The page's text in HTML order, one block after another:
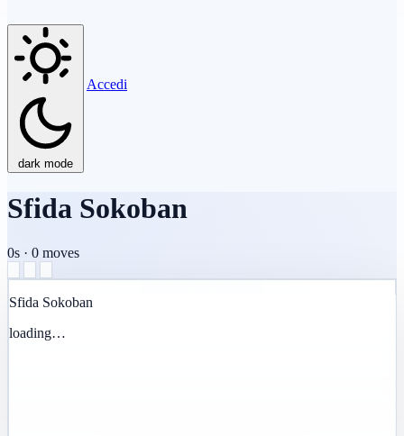
dark mode
Accedi
Sfida Sokoban
0s · 0 moves
Sfida Sokoban
loading…